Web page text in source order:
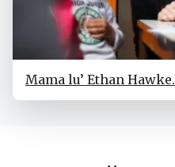
Mama lu’ Ethan Hawke.